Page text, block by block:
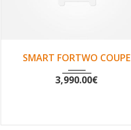
2009 Oui 69986
SMART FORTWO COUPE
3,990.00€